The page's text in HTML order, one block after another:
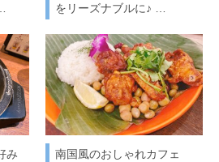
をリーズナブルに♪ …
み
南国風のおしゃれカフェ